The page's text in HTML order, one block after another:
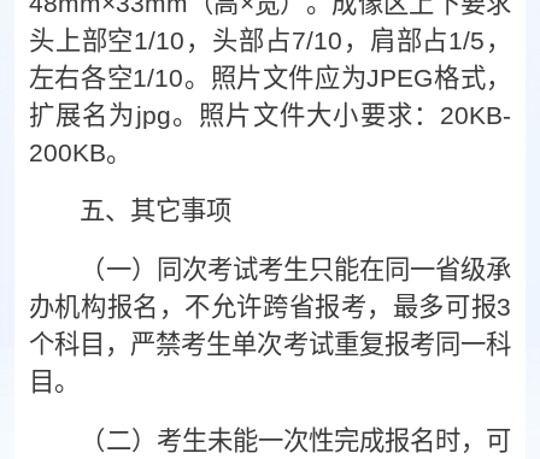
头上部空1/10，头部占7/10，肩部占1/5，
左右各空1/10。照片文件应为JPEG格式，
扩展名为jpg。照片文件大小要求：20KB-
200KB。
五、其它事项
（一）
同次考试考生只能在同一省级承
办机构报名，不允许跨省报考， 最多可报3
个科目，严禁考生单次考试重复报考同一科
目。
（二） 考生未能一次性完成报名时，可